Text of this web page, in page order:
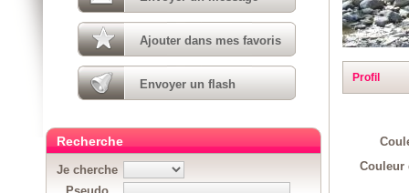
Profil
Couleur
Ajouter dans mes favoris
Envoyer un flash
Recherche
Je cherche